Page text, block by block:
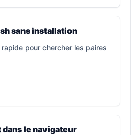
sans installation
rapide pour chercher les paires
dans le navigateur